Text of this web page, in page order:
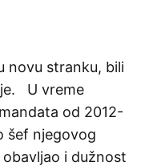
novu stranku, bili
U vreme
od 2012-
šef njegovog
i dužnost